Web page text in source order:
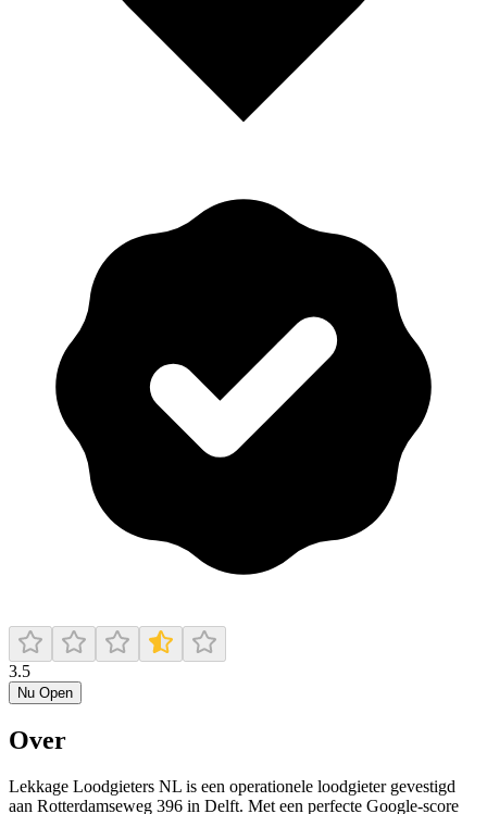
3.5
Nu Open
Over
Lekkage Loodgieters NL is een operationele loodgieter gevestigd
aan Rotterdamseweg 396 in Delft. Met een perfecte Google-score